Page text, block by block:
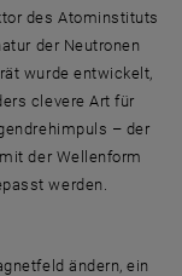
des Atominstituts
der Neutronen
wurde entwickelt,
clevere Art für
– der
der Wellenform
werden.
ändern, ein